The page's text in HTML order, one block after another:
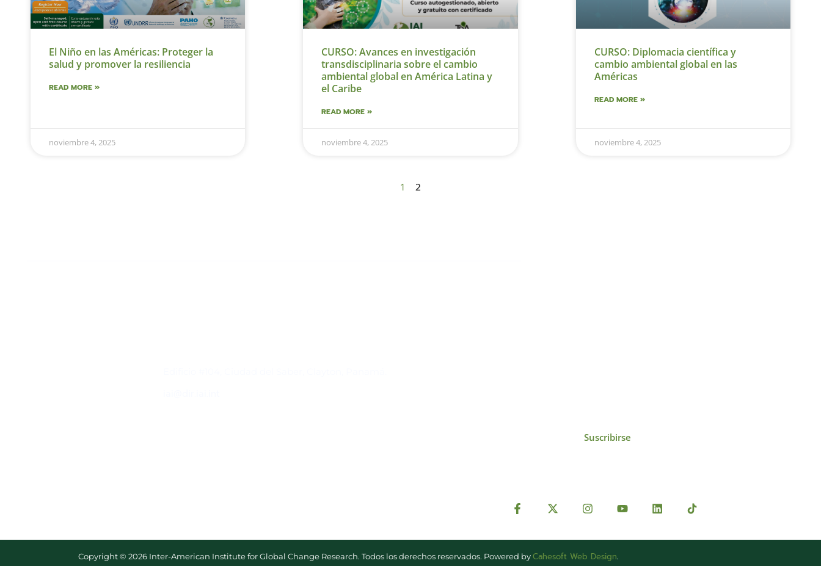
El Niño en las Américas: Proteger la
salud y promover la resiliencia
READ MORE »
noviembre 4, 2025
CURSO: Avances en investigación
transdisciplinaria sobre el cambio
ambiental global en América Latina y
el Caribe
READ MORE »
noviembre 4, 2025
CURSO: Diplomacia científica y
cambio ambiental global en las
Américas
READ MORE »
noviembre 4, 2025
1 2
Suscribirse
Copyright © 2026 Inter-American Institute for Global Change Research. Todos los derechos reservados. Powered byCahesoft Web Design.